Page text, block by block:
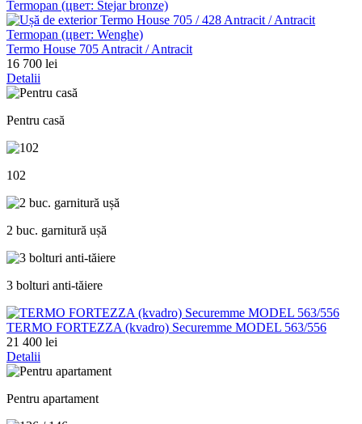
Termo House 705 Antracit / Antracit
16 700 lei
Detalii
Pentru casă
102
2 buc. garnitură ușă
3 bolturi anti-tăiere
ТЕRMO FORTEZZA (kvadro) Securemme MODEL 563/556
21 400 lei
Detalii
Pentru apartament